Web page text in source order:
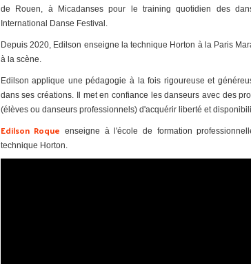
de Rouen, à Micadanses pour le training quotidien des
International Danse Festival.
Depuis 2020, Edilson enseigne la technique Horton à la Paris
à la scène.
Edilson applique une pédagogie à la fois rigoureuse et
dans ses créations. Il met en confiance les danseurs avec des
(élèves ou danseurs professionnels) d'acquérir liberté et
Edilson Roque enseigne à l'école de formation
technique Horton.